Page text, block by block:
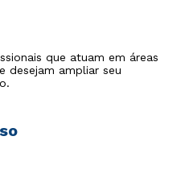
que atuam em áreas
desejam ampliar seu